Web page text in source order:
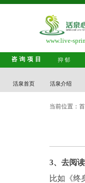
www.live-
咨询项目 抑郁
活泉首页 活泉介绍
当前位置：
3、去阅
比如《终